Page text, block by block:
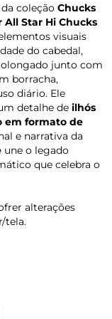
coleção Chucks
All Star Hi Chucks
visuais
do cabedal,
junto com
borracha,
diário. Ele
detalhe de ilhós
em formato de
e narrativa da
une o legado
que celebra o
alterações
tela.